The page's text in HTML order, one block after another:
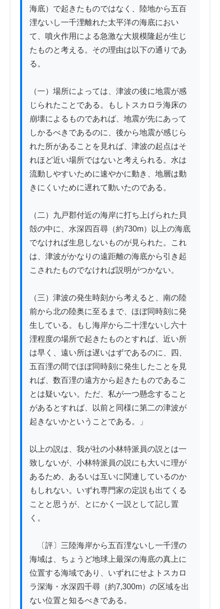
海底）で起きたものではなく、陸地から五百
浬ないし一千浬離れた太平洋の海底におい
て、噴火作用による急激な大規模隆起が生じ
たものと考える。その理由は以下の通りであ
る。
（一）場所によっては、津波の後に地震が感
じられたことである。もしトスカロラ海床の
崩壊によるものであれば、地震が先にあって
しかるべきであるのに、後から地震が感じら
れた所があることを見れば、津波の起点はそ
れほど近い場所ではないと考えられる。水は
流動しやすいために速やかに動き、地層は動
きにくいために遅れて動いたのである。
（二）九戸郡付近の海岸に打ち上げられた貝
殻の中に、水深四百尋（約730m）以上の海底
でなければ生息しないものが見られた。これ
は、津波がかなりの遠距離の海底から引き起
こされたものでなければ説明がつかない。
（三）津波の発生時刻から考えると、南の陸
前から北の陸奥に至るまで、ほぼ同時刻に発
生している。もし海岸から二十浬ないし六十
浬程度の場所で起きたものとすれば、近い所
は早く、遠い所は遅いはずであるのに、四、
五百浬の間でほぼ同時刻に発生したことを見
れば、数百浬の遠方から起きたものであるこ
とは疑いない。ただ、私が一つ懸念すること
があるとすれば、以前と同様に第二の津波が
起きないかということである。」
以上の説は、我が社の小林特派員の説とは一
致しないが、小林特派員の説にも大いに理が
あるため、あるいは互いに関連しているのか
もしれない。いずれ専門家の定説も出てくる
ことと思うが、とにかく一説として記し置
く。
〔評〕三陸海岸から五百浬ないし一千浬の
海域は、ちょうど地球上最深の海底の真上に
位置する海域であり、いずれにせよトスカロ
ラ深海・水深四千尋（約7,300m）の区域を出
ない位置と知るべきである。